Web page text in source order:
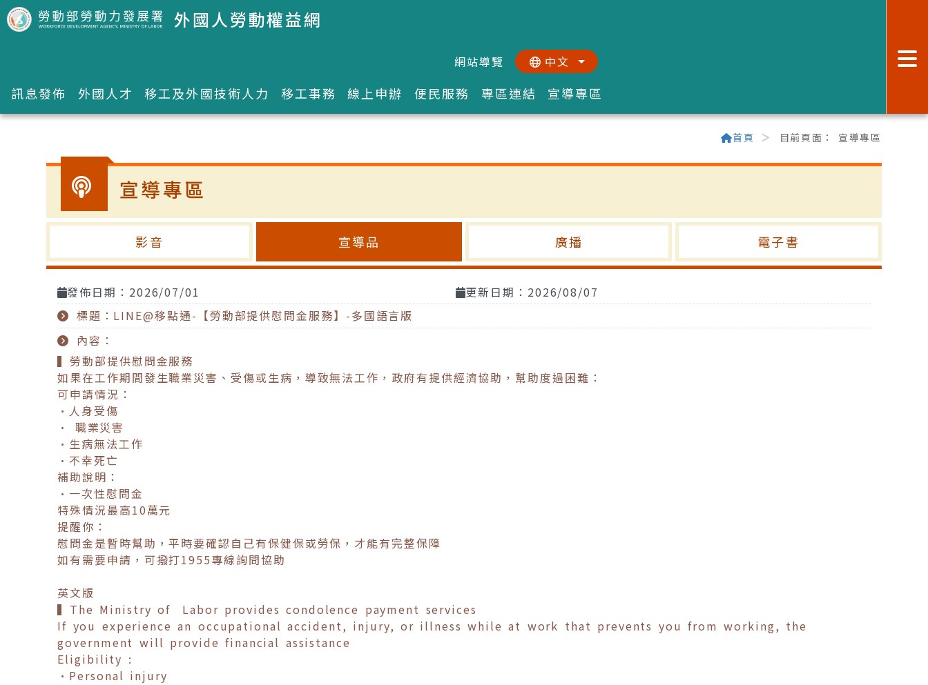
跳到主要內容區塊 外國人勞動權益網
:::網站導覽 中文
訊息發佈 外國人才 移工及外國技術人力 移工事務 線上申辦 便民服務 專區連結 宣導專區
首頁 目前頁面： 宣導專區
宣導專區
影音 宣導品 廣播 電子書
發佈日期：2026/07/01
更新日期：2026/08/07
標題：LINE@移點通-【勞動部提供慰問金服務】-多國語言版
內容：
▍勞動部提供慰問金服務
如果在工作期間發生職業災害、受傷或生病，導致無法工作，政府有提供經濟協助，幫助度過困難：
可申請情況：
•人身受傷
• 職業災害
•生病無法工作
•不幸死亡
補助說明：
•一次性慰問金
特殊情況最高10萬元
提醒你：
慰問金是暫時幫助，平時要確認自己有保健保或勞保，才能有完整保障
如有需要申請，可撥打1955專線詢問協助
英文版
▍The Ministry of Labor provides condolence payment services
If you experience an occupational accident, injury, or illness while at work that prevents you from working, the
government will provide financial assistance
Eligibility :
•Personal injury